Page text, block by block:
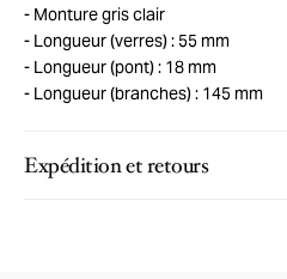
Monture gris clair
Longueur (verres) : 55 mm
Longueur (pont) : 18 mm
Longueur (branches) : 145 mm
Expédition et retours